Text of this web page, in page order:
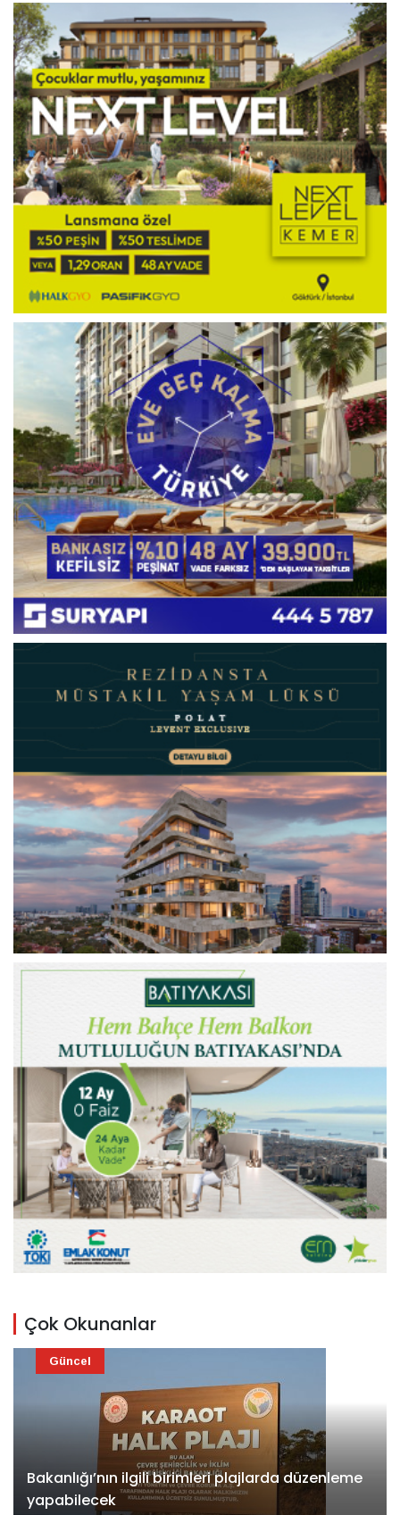
Çok Okunanlar
Bakanlığı’nın ilgili birimleri plajlarda düzenleme
yapabilecek
Güncel